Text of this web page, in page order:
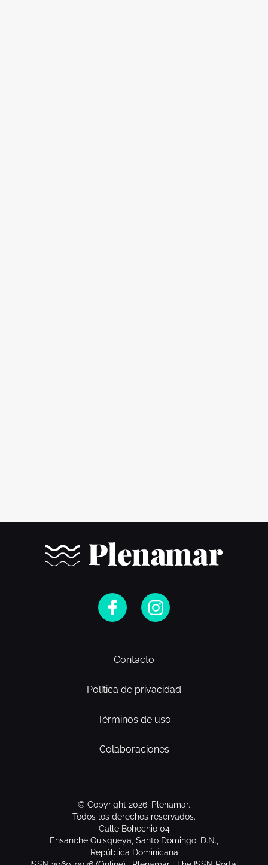
Contacto
Política de privacidad
Términos de uso
Colaboraciones
© Copyright 2026. Plenamar.
Todos los derechos reservados.
Calle Bohechio 04
Ensanche Quisqueya, Santo Domingo, D.N.,
República Dominicana